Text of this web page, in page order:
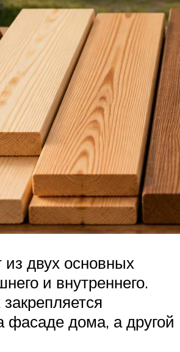
из двух основных
и внутреннего.
фасаде дома, а другой